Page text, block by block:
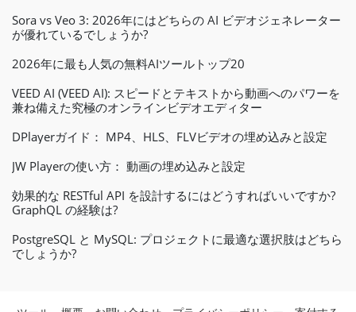
Sora vs Veo 3: 2026年にはどちらの AI ビデオジェネレーター
が優れているでしょうか?
2026年に最も人気の無料AIツールトップ20
VEED AI (VEED AI): スピードとテキストから動画へのパワーを
兼ね備えた究極のオンラインビデオエディター
DPlayerガイド： MP4、HLS、FLVビデオの埋め込みと設定
JW Playerの使い方： 動画の埋め込みと設定
効果的な RESTful API を設計するにはどうすればいいですか?
GraphQL の経験は?
PostgreSQL と MySQL: プロジェクトに最適な選択肢はどちら
でしょうか?